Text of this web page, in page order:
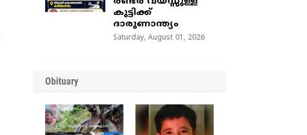
കുട്ടിക്ക്
ദാരുണാന്ത്യം
Saturday, August 01, 2026
Obituary